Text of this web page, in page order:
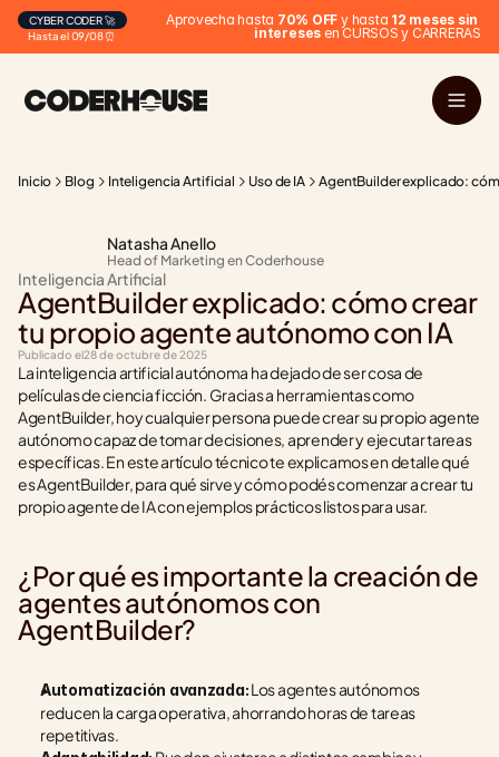
Hasta el 09/08 ⏰
CYBER CODER 🚀 Aprovecha hasta 70% OFF y hasta 12 meses sin
intereses en CURSOS y CARRERAS
Inicio Blog Inteligencia Artificial Uso de IA AgentBuilder explicado:
Natasha Anello
Head of Marketing en Coderhouse
Inteligencia Artificial
AgentBuilder explicado: cómo crear
tu propio agente autónomo con IA
Publicado el28 de octubre de 2025
La inteligencia artificial autónoma ha dejado de ser cosa de
películas de ciencia ficción. Gracias a herramientas como
AgentBuilder, hoy cualquier persona puede crear su propio agente
autónomo capaz de tomar decisiones, aprender y ejecutar tareas
específicas. En este artículo técnico te explicamos en detalle qué
es AgentBuilder, para qué sirve y cómo podés comenzar a crear tu
propio agente de IA con ejemplos prácticos listos para usar.
¿Por qué es importante la creación de
agentes autónomos con
AgentBuilder?
Automatización avanzada: Los agentes autónomos
reducen la carga operativa, ahorrando horas de tareas
repetitivas.